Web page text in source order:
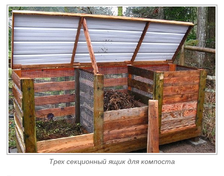
Трех секционный ящик для компоста